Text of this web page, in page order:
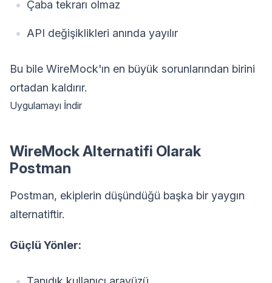
Çaba tekrarı olmaz
API değişiklikleri anında yayılır
Bu bile WireMock'ın en büyük sorunlarından birini
ortadan kaldırır.
Uygulamayı İndir
WireMock Alternatifi Olarak
Postman
Postman, ekiplerin düşündüğü başka bir yaygın
alternatiftir.
Güçlü Yönler: